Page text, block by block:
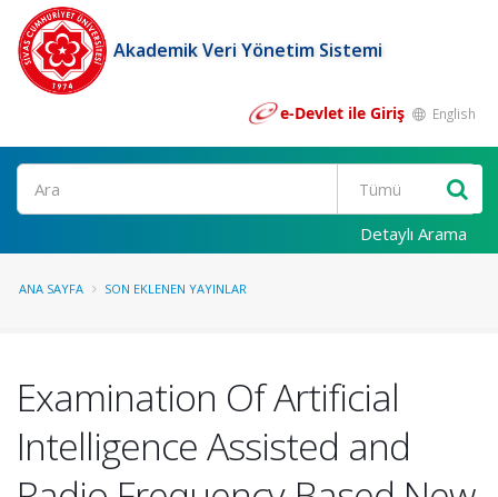
Akademik Veri Yönetim Sistemi
e-Devlet ile Giriş English
Ara
Detaylı Arama
ANA SAYFA SON EKLENEN YAYINLAR
Examination Of Artificial
Intelligence Assisted and